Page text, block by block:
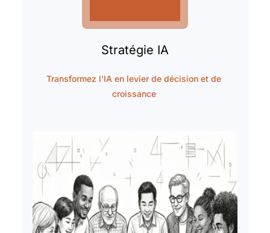
Stratégie IA
Transformez l'IA en levier de décision et de
croissance